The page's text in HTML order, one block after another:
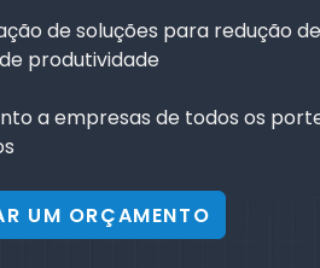
de soluções para redução
produtividade
a empresas de todos os
UM ORÇAMENTO